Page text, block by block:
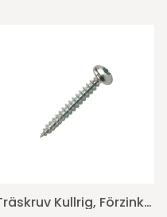
Träskruv Kullrig, Förzinkad